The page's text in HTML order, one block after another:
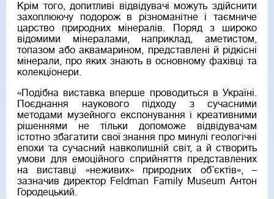
Крім того, допитливі відвідувачі можуть здійснити
захоплюючу подорож в різноманітне і таємниче
царство природних мінералів. Поряд з широко
відомими мінералами, наприклад, аметистом,
топазом або аквамарином, представлені й рідкісні
мінерали, про яких знають в основному фахівці та
колекціонери.
«Подібна виставка вперше проводиться в Україні.
Поєднання наукового підходу з сучасними
методами музейного експонування і креативними
рішеннями не тільки допоможе відвідувачам
істотно збагатити свої знання про минулі геологічні
епохи та сучасний навколишній світ, а й створить
умови для емоційного сприйняття представлених
на виставці «неживих» природних об’єктів», –
зазначив директор Feldman Family Museum Антон
Городецький.